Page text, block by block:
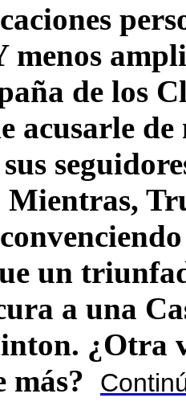
menos
de los
acusarle
Mientras,
un
a una
¿Otra
más?